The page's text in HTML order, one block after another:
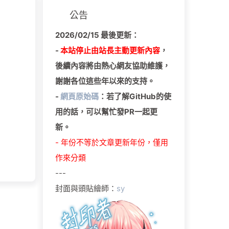
公告
2026/02/15 最後更新：
- 本站停止由站長主動更新內容，
後續內容將由熱心網友協助維護，
謝謝各位這些年以來的支持。
- 網頁原始碼：若了解GitHub的使
用的話，可以幫忙發PR一起更
新。
- 年份不等於文章更新年份，僅用
作來分類
---
封面與頭貼繪師： sy